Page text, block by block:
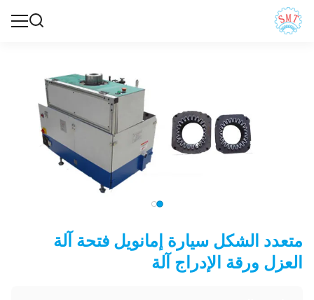
متعدد الشكل سيارة إمانويل فتحة آلة
العزل ورقة الإدراج آلة